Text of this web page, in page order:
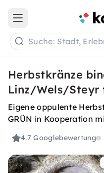
Open main menu
Suche: Stadt,
Herbstkränze
Linz/Wels/Steyr
Eigene oppulente
GRÜN in Kooperation
4.7Googlebewertung